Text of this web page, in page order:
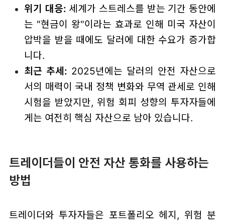
위기 대응: 세계가 스트레스를 받는 기간 동안에
는 "현금이 왕"이라는 효과로 인해 미국 자산이
압박을 받을 때에도 달러에 대한 수요가 증가합
니다.
최근 추세: 2025년에는 달러의 안전 자산으로
서의 매력이 국내 정책 변화와 무역 관세로 인해
시험을 받았지만, 위험 회피 성향의 투자자들에
게는 여전히 핵심 자산으로 남아 있습니다.
트레이더들이 안전 자산 통화를 사용하는
방법
트레이더와 투자자들은 포트폴리오 헤지, 위험 분